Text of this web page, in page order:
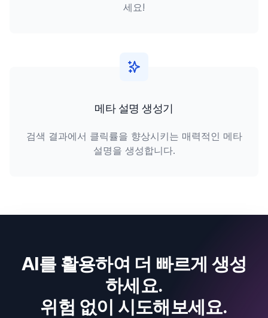
세요!
메타 설명 생성기
검색 결과에서 클릭률을 향상시키는 매력적인 메타
설명을 생성합니다.
AI를 활용하여 더 빠르게 생성
하세요.
위험 없이 시도해보세요.